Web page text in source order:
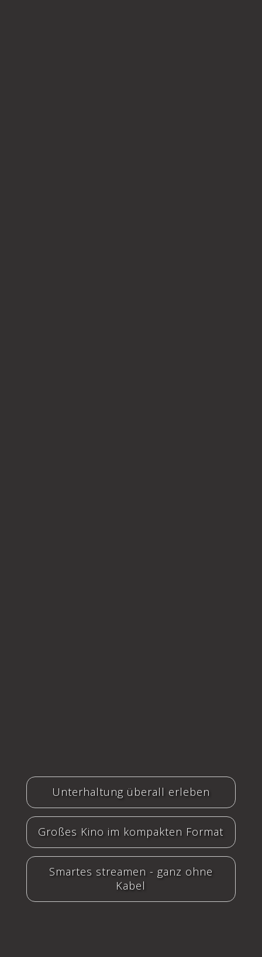
Unterhaltung überall erleben
Großes Kino im kompakten Format
Smartes streamen - ganz ohne
Kabel​